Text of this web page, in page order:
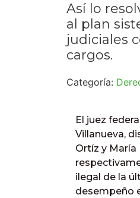
Así lo
al plan
judiciales
cargos.
Categoría:
El juez
Villanueva,
Ortíz y María
ilegal de la
desempeño